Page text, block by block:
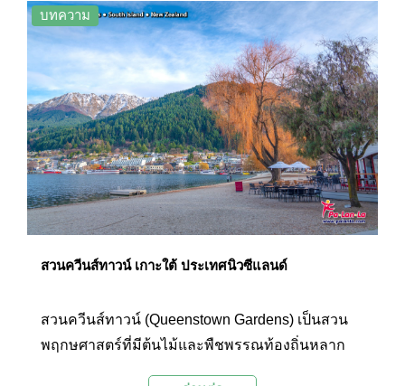
เป็นจุดชมวิวทะเลสาบที่น่าประทับใจอีกแห่งหนึ่งของ
เกาะใต้ นักท่องเที่ยวสามารถลงเล่นน้ำหรือพายเรือ
คายัคได้ตามต้องการ โดยนอกจากวิวที่สวยงามแล้ว
ใกล้กันยังมีเส้นทางเดินป่าและเส้นทางจักรยานเสือ
ภูเขาอีกด้วย
บทความ
สวนควีนส์ทาวน์ เกาะใต้ ประเทศนิวซีแลนด์
สวนควีนส์ทาวน์ (Queenstown Gardens) เป็นสวน
พฤกษศาสตร์ที่มีต้นไม้และพืชพรรณท้องถิ่นหลาก